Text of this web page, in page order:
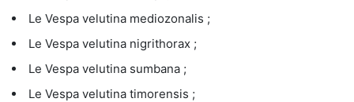
Le Vespa velutina mediozonalis ;
Le Vespa velutina nigrithorax ;
Le Vespa velutina sumbana ;
Le Vespa velutina timorensis ;